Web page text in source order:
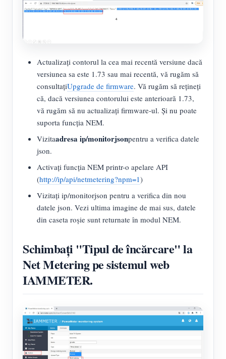
Actualizați contorul la cea mai recentă versiune dacă
versiunea sa este 1.73 sau mai recentă, vă rugăm să
consultațiUpgrade de firmware. Vă rugăm să rețineți
că, dacă versiunea contorului este anterioară 1.73,
vă rugăm să nu actualizați firmware-ul. Și nu poate
suporta funcția NEM.
Vizitaadresa ip/monitorjsonpentru a verifica datele
json.
Activați funcția NEM printr-o apelare API
(http://ip/api/netmetering?npm=1)
Vizitați ip/monitorjson pentru a verifica din nou
datele json. Vezi ultima imagine de mai sus, datele
din caseta roșie sunt returnate în modul NEM.
Schimbați "Tipul de încărcare" la
Net Metering pe sistemul web
IAMMETER.